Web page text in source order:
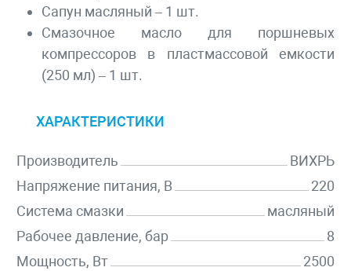
Сапун масляный – 1 шт.
Смазочное масло для поршневых
компрессоров в пластмассовой емкости
(250 мл) – 1 шт.
ХАРАКТЕРИСТИКИ
Производитель
ВИХРЬ
Напряжение питания, В
220
Система смазки
масляный
Рабочее давление, бар
8
Мощность, Вт
2500